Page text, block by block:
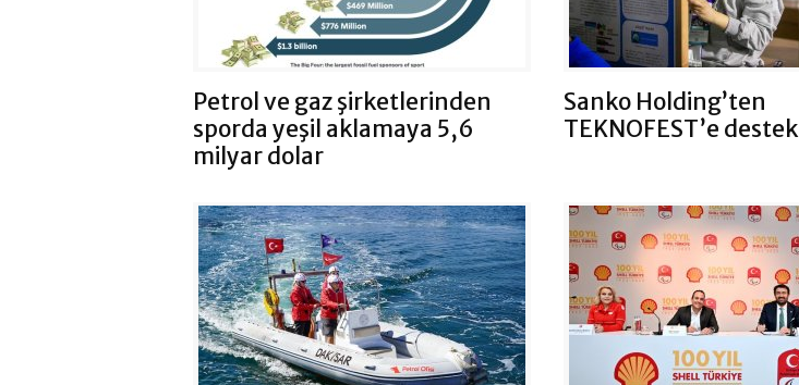
Petrol ve gaz şirketlerinden
sporda yeşil aklamaya 5,6
milyar dolar
Sanko Holding’ten
TEKNOFEST’e destek